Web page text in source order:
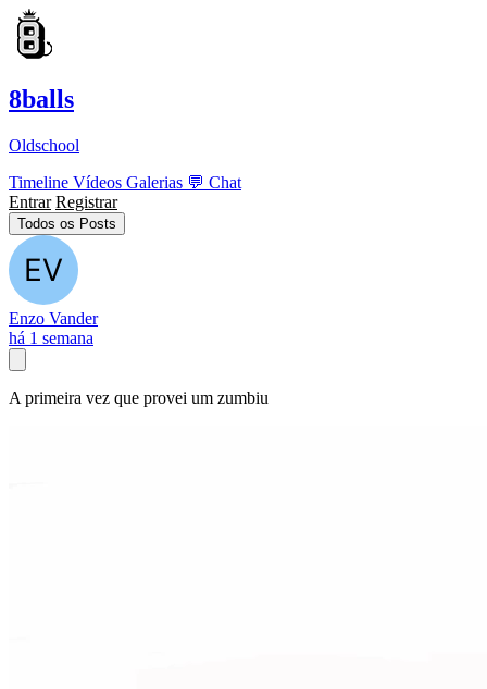
8balls
Oldschool
Timeline Vídeos Galerias 💬 Chat
Entrar Registrar
Todos os Posts
Enzo Vander
há 1 semana
A primeira vez que provei um zumbiu